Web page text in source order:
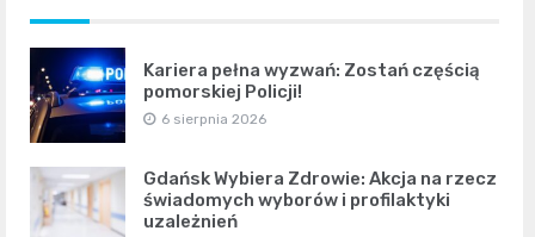
Kariera pełna wyzwań: Zostań częścią
pomorskiej Policji!
6 sierpnia 2026
Gdańsk Wybiera Zdrowie: Akcja na rzecz
świadomych wyborów i profilaktyki
uzależnień